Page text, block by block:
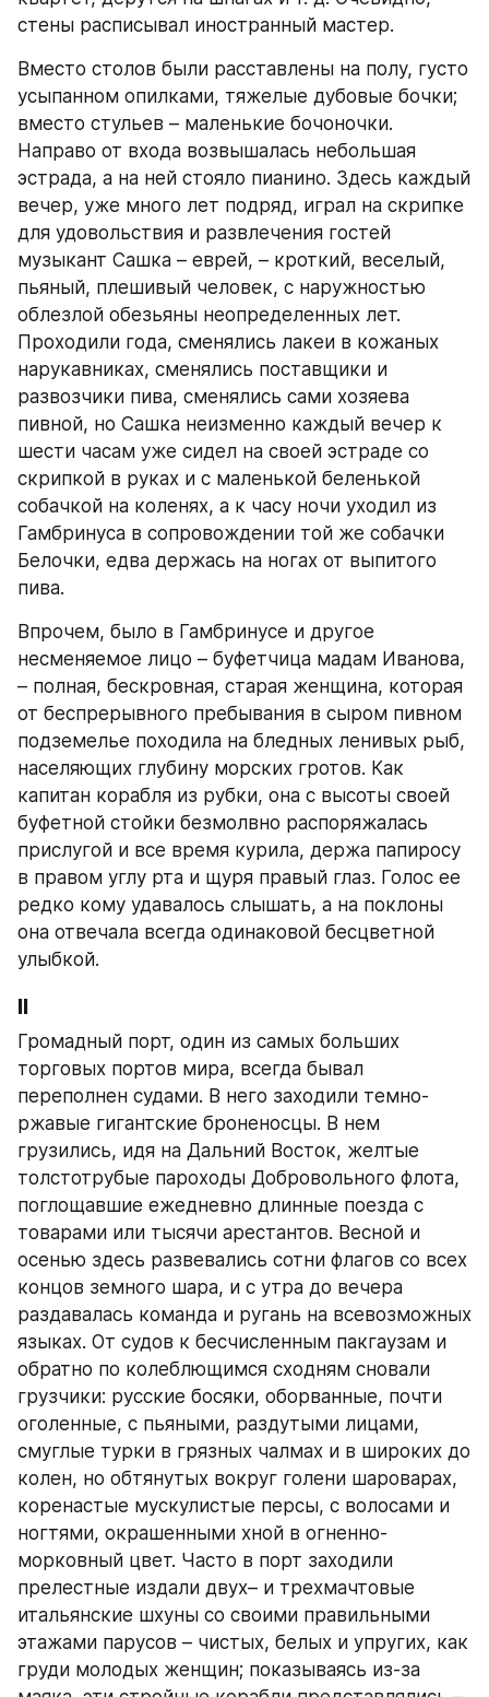
стены расписывал иностранный мастер.
Вместо столов были расставлены на полу, густо
усыпанном опилками, тяжелые дубовые бочки;
вместо стульев – маленькие бочоночки.
Направо от входа возвышалась небольшая
эстрада, а на ней стояло пианино. Здесь каждый
вечер, уже много лет подряд, играл на скрипке
для удовольствия и развлечения гостей
музыкант Сашка – еврей, – кроткий, веселый,
пьяный, плешивый человек, с наружностью
облезлой обезьяны неопределенных лет.
Проходили года, сменялись лакеи в кожаных
нарукавниках, сменялись поставщики и
развозчики пива, сменялись сами хозяева
пивной, но Сашка неизменно каждый вечер к
шести часам уже сидел на своей эстраде со
скрипкой в руках и с маленькой беленькой
собачкой на коленях, а к часу ночи уходил из
Гамбринуса в сопровождении той же собачки
Белочки, едва держась на ногах от выпитого
пива.
Впрочем, было в Гамбринусе и другое
несменяемое лицо – буфетчица мадам Иванова,
– полная, бескровная, старая женщина, которая
от беспрерывного пребывания в сыром пивном
подземелье походила на бледных ленивых рыб,
населяющих глубину морских гротов. Как
капитан корабля из рубки, она с высоты своей
буфетной стойки безмолвно распоряжалась
прислугой и все время курила, держа папиросу
в правом углу рта и щуря правый глаз. Голос ее
редко кому удавалось слышать, а на поклоны
она отвечала всегда одинаковой бесцветной
улыбкой.
II
Громадный порт, один из самых больших
торговых портов мира, всегда бывал
переполнен судами. В него заходили темно-
ржавые гигантские броненосцы. В нем
грузились, идя на Дальний Восток, желтые
толстотрубые пароходы Добровольного флота,
поглощавшие ежедневно длинные поезда с
товарами или тысячи арестантов. Весной и
осенью здесь развевались сотни флагов со всех
концов земного шара, и с утра до вечера
раздавалась команда и ругань на всевозможных
языках. От судов к бесчисленным пакгаузам и
обратно по колеблющимся сходням сновали
грузчики: русские босяки, оборванные, почти
оголенные, с пьяными, раздутыми лицами,
смуглые турки в грязных чалмах и в широких до
колен, но обтянутых вокруг голени шароварах,
коренастые мускулистые персы, с волосами и
ногтями, окрашенными хной в огненно-
морковный цвет. Часто в порт заходили
прелестные издали двух– и трехмачтовые
итальянские шхуны со своими правильными
этажами парусов – чистых, белых и упругих, как
груди молодых женщин; показываясь из-за